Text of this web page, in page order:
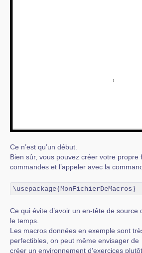
Ce n’est qu’un début.
Bien sûr, vous pouvez créer votre propre
commandes et l’appeler avec la
\usepackage{MonFichierDeMacros}
Ce qui évite d’avoir un en-tête de source
le temps.
Les macros données en exemple sont
perfectibles, on peut même envisager de
créer un environnement d’exercices